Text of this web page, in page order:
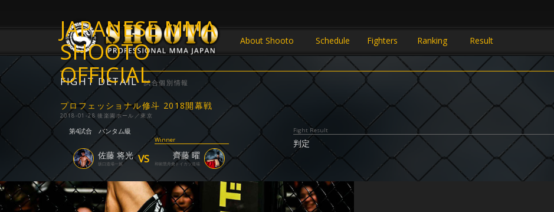
JAPANESE MMA
SHOOTO
OFFICIAL
About Shooto Schedule Fighters Ranking Result
FIGHT DETAIL 試合個別情報
プロフェッショナル修斗 2018開幕戦
2018-01-28 後楽園ホール／東京
第4試合 バンタム級
Winner
佐藤 将光
坂口道場一族 VS 齊藤 曜
和術慧舟會トイカツ道場
Fight Result
判定